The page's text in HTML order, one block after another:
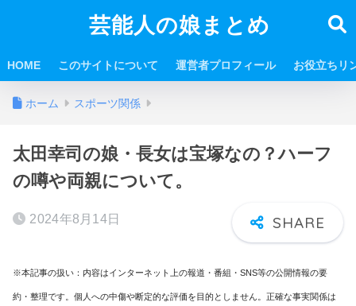
芸能人の娘まとめ
HOME このサイトについて 運営者プロフィール お役立ちリ
ホーム スポーツ関係
太田幸司の娘・長女は宝塚なの？ハーフ
の噂や両親について。
2024年8月14日
※本記事の扱い：内容はインターネット上の報道・番組・SNS等の公開情報の要
約・整理です。個人への中傷や断定的な評価を目的としません。正確な事実関係は